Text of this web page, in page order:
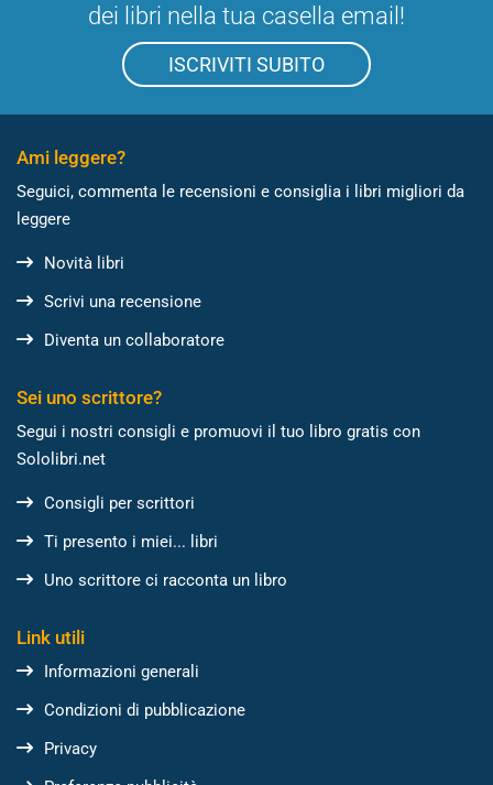
dei libri nella tua casella email!
ISCRIVITI SUBITO
Ami leggere?
Seguici, commenta le recensioni e consiglia i libri migliori da
leggere
Novità libri
Scrivi una recensione
Diventa un collaboratore
Sei uno scrittore?
Segui i nostri consigli e promuovi il tuo libro gratis con
Sololibri.net
Consigli per scrittori
Ti presento i miei... libri
Uno scrittore ci racconta un libro
Link utili
Informazioni generali
Condizioni di pubblicazione
Privacy